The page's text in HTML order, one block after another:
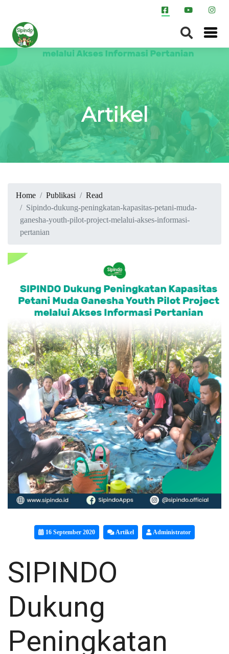
Artikel
Home Publikasi
Read
Sipindo-dukung-peningkatan-kapasitas-petani-muda-
ganesha-youth-pilot-project-melalui-akses-informasi-
pertanian
16 September 2020 Artikel Administrator
SIPINDO
Dukung
Peningkatan